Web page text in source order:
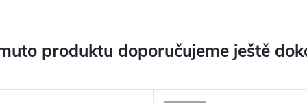
produktu doporučujeme ještě